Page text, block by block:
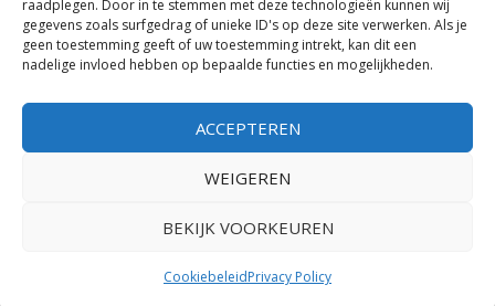
raadplegen. Door in te stemmen met deze technologieën kunnen wij
gegevens zoals surfgedrag of unieke ID's op deze site verwerken. Als je
geen toestemming geeft of uw toestemming intrekt, kan dit een
nadelige invloed hebben op bepaalde functies en mogelijkheden.
ACCEPTEREN
WEIGEREN
BEKIJK VOORKEUREN
CookiebeleidPrivacy Policy
Elegant Themes| Mogelijk gemaakt door